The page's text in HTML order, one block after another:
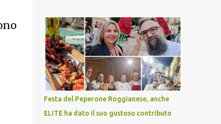
virtuale! CoCo : Eh già!! E adesso con le feste
che arrivano chissà che mangiate…a
proposito Cuoca cosa prepari domenica per
pranzo, racconta un po'! Perchè io avrò ospiti
e cerco degli spunti... Cuocapercaso : A dire il
vero domenica prossima non preparo nulla
perché vado al Pranzo Aziendale di fine
anno organizzato dai mie capi! CoCo :
Pranzo aziendale? Una bella idea!
Festa del Peperone Roggianese, anche
ELITE ha dato il suo gustoso contributo